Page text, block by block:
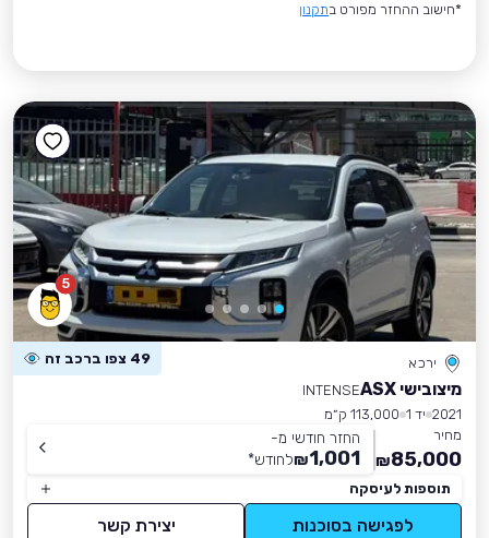
*חישוב ההחזר מפורט בתקנון
5
ירכא 49 צפו ברכב זה
מיצובישי ASX
INTENSE
2021 יד 1
113,000 ק״מ
מחיר
85,000
₪
החזר חודשי מ-
1,001
₪לחודש*
תוספות לעיסקה
לפגישה בסוכנות יצירת קשר